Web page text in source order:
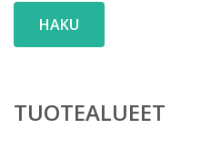
HAKU
TUOTEALUEET